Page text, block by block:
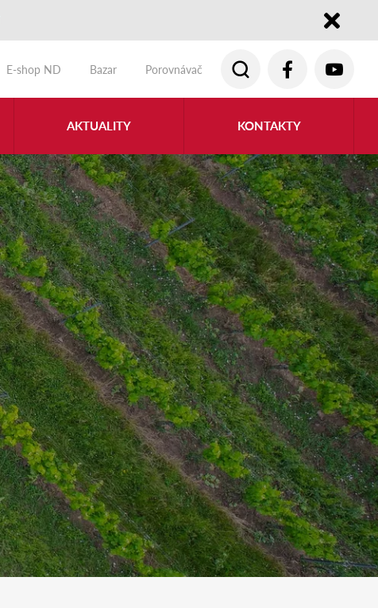
E-shop ND Bazar Porovnávač
AKTUALITY KONTAKTY